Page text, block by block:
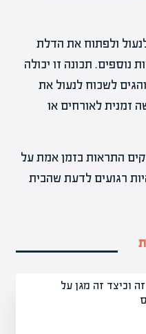
ולפתוח את הדלת
נוספים. תכונה זו יכולה
לשכוח לנעול את
זמנית לאורחים או
התראות בזמן אמת על
רגועים לדעת שהבית
וכיצד זה מגן על